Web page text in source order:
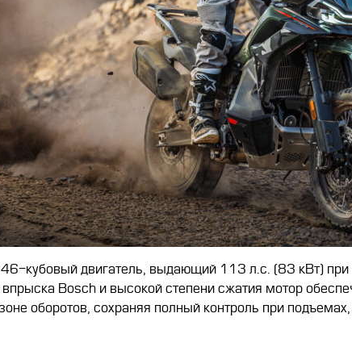
кубовый двигатель, выдающий 113 л.с. (83 кВт)
Bosch и высокой степени сжатия мотор
оборотов, сохраняя полный контроль при